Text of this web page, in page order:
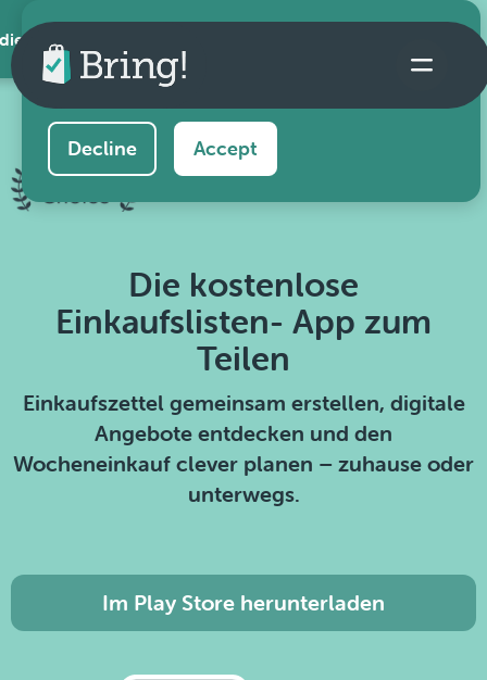
AppThis website uses cookies to ensure you get the
best experience on our website.
Decline Accept
Die kostenlose
Einkaufslisten- App zum
Teilen
Einkaufszettel gemeinsam erstellen, digitale
Angebote entdecken und den
Wocheneinkauf clever planen – zuhause oder
unterwegs.
Im Play Store herunterladen